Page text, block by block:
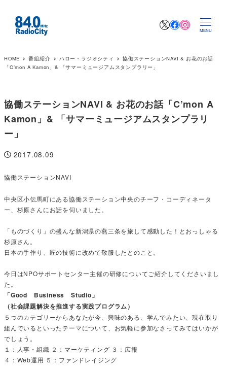
XFacebook
MENU
HOME 番組紹介 ハロー・ラジオシティ
協働ステーションNAVI & お花のお話
「C’mon A Kamon」& 「サマーミュージアムスタンプラリー」
協働ステーションNAVI & お花のお話「C’mon A
Kamon」& 「サマーミュージアムスタンプラリ
ー」
投稿日
2017.08.09
協働ステーションNAVI
中央区小伝馬町にある協働ステーション中央のチーフ・コーディネータ
ー、杉原さんにお話を伺いました。
「ものづくり」の盛んな新潟県の燕三条を旅して感動した！とおっしゃる
杉原さん。
日本の手作り、匠の技術に改めて敬服したとのこと。
今日はNPOサポートセンター主催の研修についてご紹介してくださいまし
た。
「Good Business Studio」
（社会課題解決を推進する実践プログラム）
５つのカテゴリーからあなたが今、興味のある、学んでみたい、現在取り
組んでいるといったテーマについて、お気軽に参加なさってみてはいかが
でしょう。
１：人事・組織 ２：マーケティング ３：広報
４：Web運用 ５：ファンドレイジング